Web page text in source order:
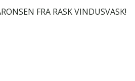
FRA RASK VINDUSVASK!